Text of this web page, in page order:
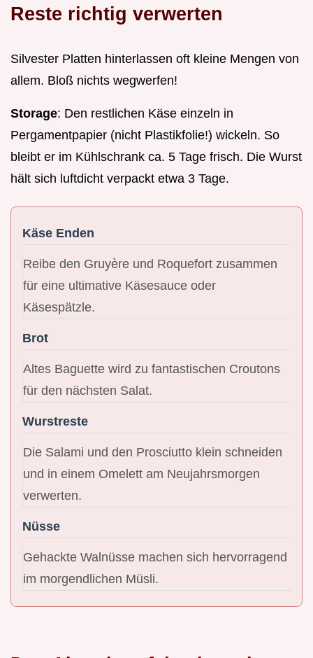
Reste richtig verwerten
Silvester Platten hinterlassen oft kleine Mengen von
allem. Bloß nichts wegwerfen!
Storage: Den restlichen Käse einzeln in
Pergamentpapier (nicht Plastikfolie!) wickeln. So
bleibt er im Kühlschrank ca. 5 Tage frisch. Die Wurst
hält sich luftdicht verpackt etwa 3 Tage.
Käse Enden
Reibe den Gruyère und Roquefort zusammen
für eine ultimative Käsesauce oder
Käsespätzle.
Brot
Altes Baguette wird zu fantastischen Croutons
für den nächsten Salat.
Wurstreste
Die Salami und den Prosciutto klein schneiden
und in einem Omelett am Neujahrsmorgen
verwerten.
Nüsse
Gehackte Walnüsse machen sich hervorragend
im morgendlichen Müsli.